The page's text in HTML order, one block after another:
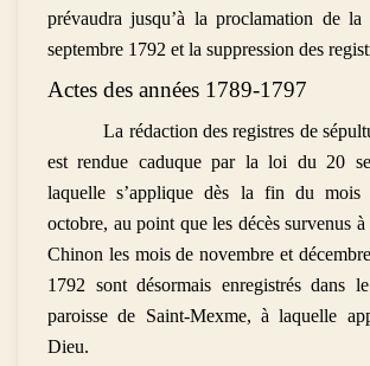
prévaudra jusqu’à la proclamation de la
septembre 1792 et la suppression des
Actes des années 1789-1797
La rédaction des registres de
est rendue caduque par la loi du 20
laquelle s’applique dès la fin du
octobre, au point que les décès survenus
Chinon les mois de novembre et
1792 sont désormais enregistrés dans
paroisse de Saint-Mexme, à laquelle
Dieu.